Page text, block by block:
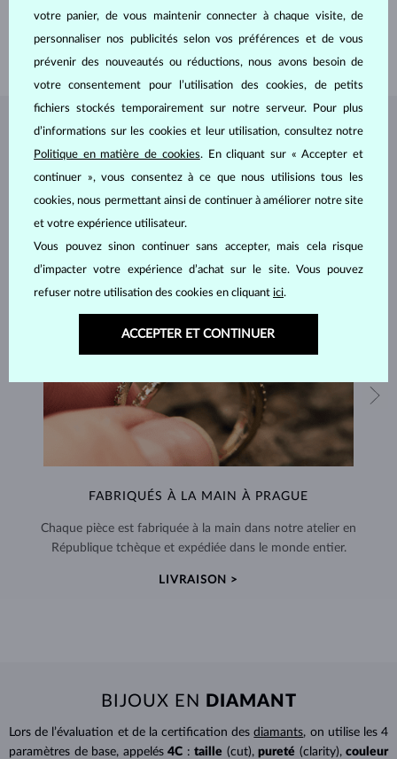
BIJOUX DEL'ATELIER KLENOTA
FABRIQUÉS À LA MAIN À PRAGUE
Chaque pièce est fabriquée à la main dans notre atelier en
République tchèque et expédiée dans le monde entier.
LIVRAISON >
BIJOUX EN DIAMANT
Lors de l’évaluation et de la certification desdiamants, on utilise les 4
paramètres de base, appelés 4C : taille (cut), pureté (clarity), couleur
votre panier, de vous maintenir connecter à chaque visite, de
personnaliser nos publicités selon vos préférences et de vous
prévenir des nouveautés ou réductions, nous avons besoin de
votre consentement pour l’utilisation des cookies, de petits
fichiers stockés temporairement sur notre serveur. Pour plus
d’informations sur les cookies et leur utilisation, consultez notre
Politique en matière de cookies. En cliquant sur « Accepter et
continuer », vous consentez à ce que nous utilisions tous les
cookies, nous permettant ainsi de continuer à améliorer notre site
et votre expérience utilisateur.
Vous pouvez sinon continuer sans accepter, mais cela risque
d’impacter votre expérience d’achat sur le site. Vous pouvez
refuser notre utilisation des cookies en cliquant ici.
ACCEPTER ET CONTINUER